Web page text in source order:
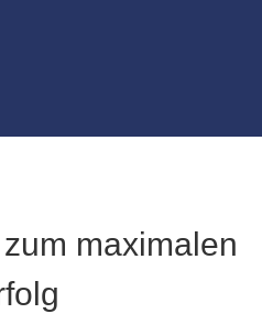
maximalen